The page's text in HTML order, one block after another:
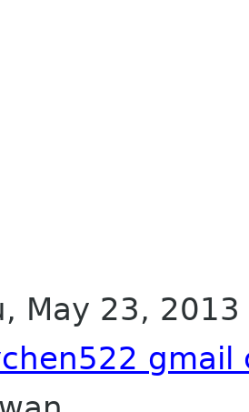
May 23,
gmail